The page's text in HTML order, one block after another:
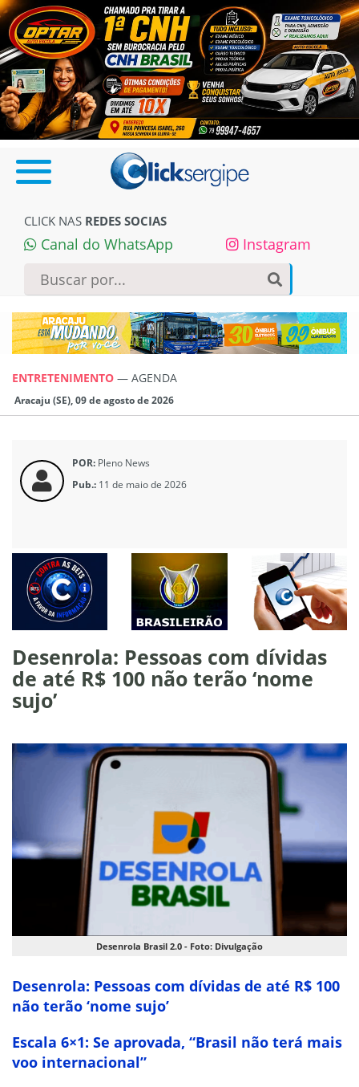
CLICK NAS REDES SOCIAS
Canal do WhatsApp Instagram
ENTRETENIMENTO — AGENDA
Aracaju (SE), 09 de agosto de 2026
POR: Pleno News
Pub.: 11 de maio de 2026
Desenrola: Pessoas com dívidas
de até R$ 100 não terão ‘nome
sujo’
Desenrola Brasil 2.0 - Foto: Divulgação
Desenrola: Pessoas com dívidas de até R$ 100
não terão ‘nome sujo’
Escala 6×1: Se aprovada, “Brasil não terá mais
voo internacional”